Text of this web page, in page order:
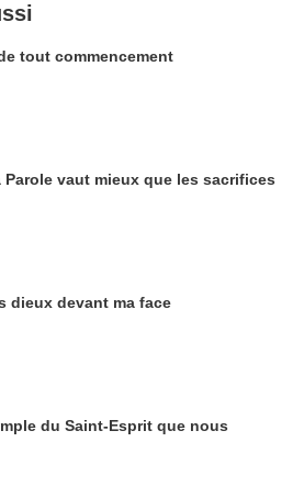
tout commencement
Parole vaut mieux que les sacrifices
dieux devant ma face
du Saint-Esprit que nous